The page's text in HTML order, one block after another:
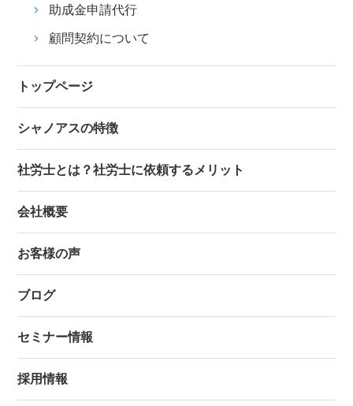
助成金申請代行
顧問契約について
トップページ
シャノアスの特徴
社労士とは？社労士に依頼するメリット
会社概要
お客様の声
ブログ
セミナー情報
採用情報